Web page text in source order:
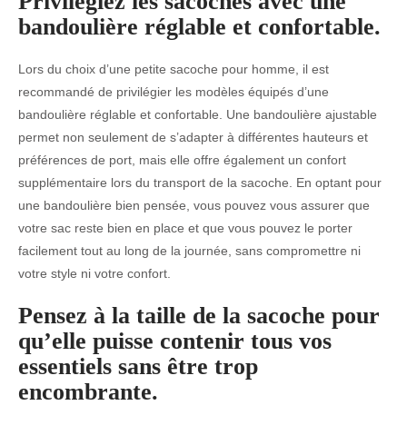
bandoulière réglable et confortable.
Lors du choix d’une petite sacoche pour homme, il est
recommandé de privilégier les modèles équipés d’une
bandoulière réglable et confortable. Une bandoulière ajustable
permet non seulement de s’adapter à différentes hauteurs et
préférences de port, mais elle offre également un confort
supplémentaire lors du transport de la sacoche. En optant pour
une bandoulière bien pensée, vous pouvez vous assurer que
votre sac reste bien en place et que vous pouvez le porter
facilement tout au long de la journée, sans compromettre ni
votre style ni votre confort.
Pensez à la taille de la sacoche pour
qu’elle puisse contenir tous vos
essentiels sans être trop
encombrante.